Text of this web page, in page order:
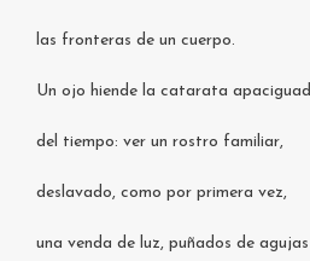
las fronteras de un cuerpo.
Un ojo hiende la catarata
del tiempo: ver un rostro familiar,
deslavado, como por primera vez,
una venda de luz, puñados de